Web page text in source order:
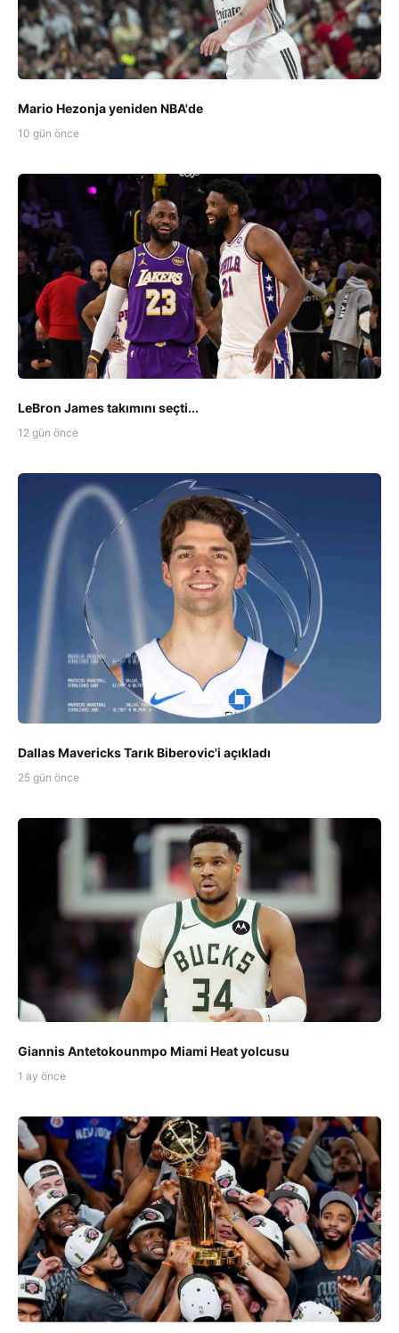
Mario Hezonja yeniden NBA'de
10 gün önce
LeBron James takımını seçti...
12 gün önce
Dallas Mavericks Tarık Biberovic'i açıkladı
25 gün önce
Giannis Antetokounmpo Miami Heat yolcusu
1 ay önce